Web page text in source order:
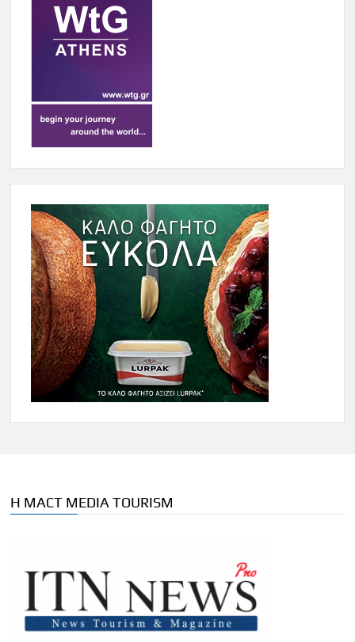
Η MACT MEDIA TOURISM